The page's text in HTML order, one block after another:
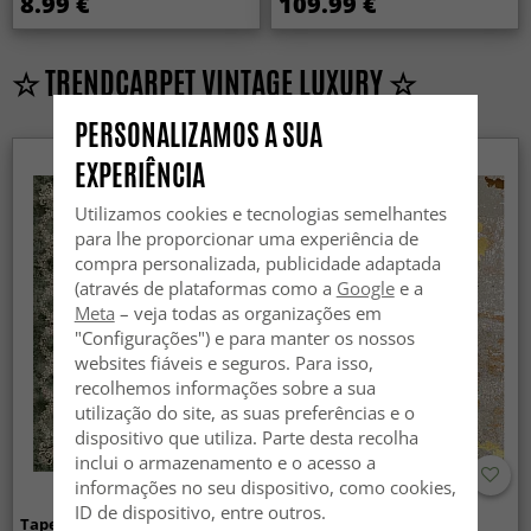
☆ TRENDCARPET VINTAGE LUXURY ☆
Tapete Wilton - Taknis (verde)
Tapete Wilton - Elena
PERSONALIZAMOS A SUA
EXPERIÊNCIA
Utilizamos cookies e tecnologias semelhantes
para lhe proporcionar uma experiência de
compra personalizada, publicidade adaptada
(através de plataformas como a Googlee a
Meta – veja todas as organizações em
"Configurações") e para manter os nossos
websites fiáveis e seguros. Para isso,
recolhemos informações sobre a sua
utilização do site, as suas preferências e o
dispositivo que utiliza. Parte desta recolha
inclui o armazenamento e o acesso a
informações no seu dispositivo, como cookies,
ID de dispositivo, entre outros.